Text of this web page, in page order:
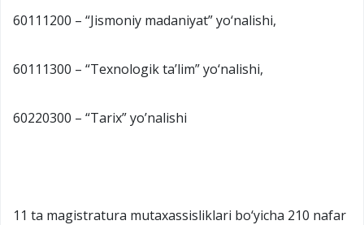
60111200 – “Jismoniy madaniyat” yo‘nalishi,
60111300 – “Texnologik ta’lim” yo‘nalishi,
60220300 – “Tarix” yo’nalishi
11 ta magistratura mutaxassisliklari bo‘yicha 210 nafar